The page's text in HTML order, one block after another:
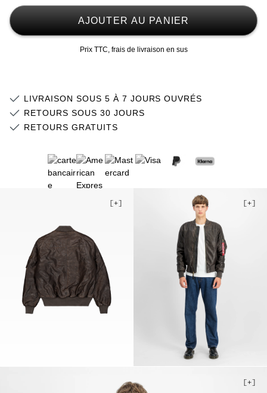
M
2XL
AJOUTER AU PANIER
Prix TTC, frais de livraison en sus
LIVRAISON SOUS 5 À 7 JOURS OUVRÉS
RETOURS SOUS 30 JOURS
RETOURS GRATUITS